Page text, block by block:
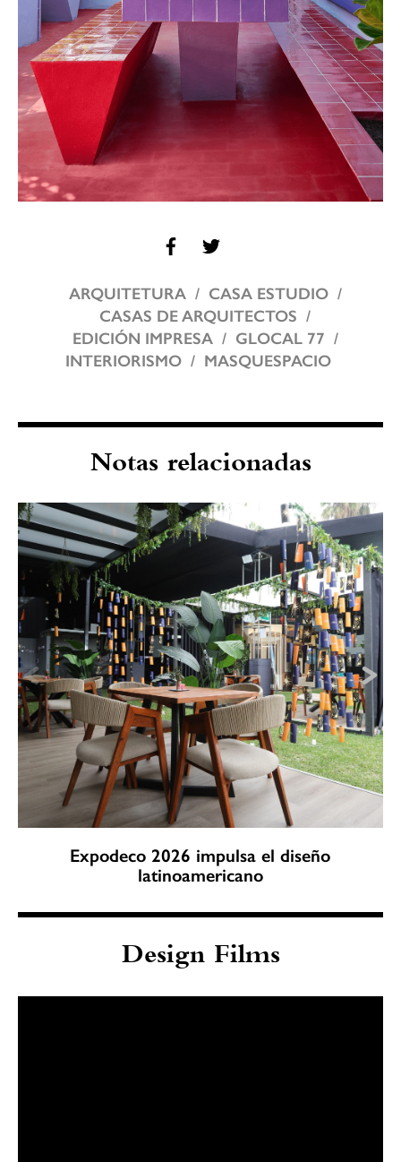
ARQUITETURA
CASA ESTUDIO
CASAS DE ARQUITECTOS
EDICIÓN IMPRESA
GLOCAL 77
INTERIORISMO
MASQUESPACIO
Notas relacionadas
Expodeco 2026 impulsa el diseño
latinoamericano
Design Films